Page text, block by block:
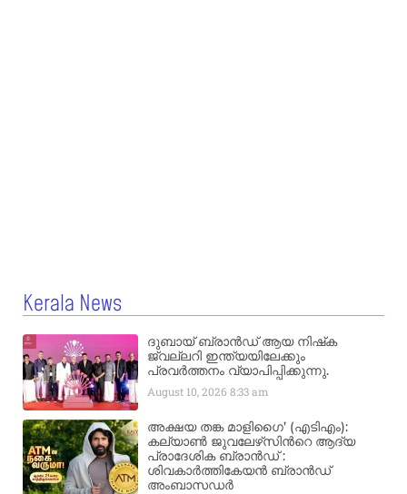
Kerala News
ദുബായ് ബ്രാൻഡ് ആയ നിഷ്‌ക
ജ്വല്ലറി ഇന്ത്യയിലേക്കും
പ്രവർത്തനം വ്യാപിപ്പിക്കുന്നു.
August 10, 20268:33 am
അക്ഷയ തങ്ക മാളിഗൈ’ (എടിഎം):
കല്യാണ്‍ ജുവലേഴ്‌സിന്‍റെ ആദ്യ
പ്രാദേശിക ബ്രാന്‍ഡ് :
ശിവകാര്‍ത്തികേയന്‍ ബ്രാന്‍ഡ്
അംബാസഡര്‍